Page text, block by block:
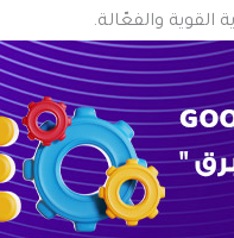
والفعّالة.